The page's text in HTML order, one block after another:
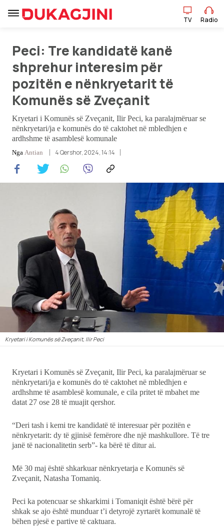
TV
Lajme
Sport
Pikëpamje
Art Jete
Showbiz
Ekonomi
Teknologji
Udhëtime
DuVideo
TV Radio
Peci: Tre kandidatë kanë
shprehur interesim për
pozitën e nënkryetarit të
Komunës së Zveçanit
Kryetari i Komunës së Zveçanit, Ilir Peci, ka paralajmëruar se
nënkryetari/ja e komunës do të caktohet në mbledhjen e
ardhshme të asamblesë komunale
Nga Antian 4 Qershor, 2024, 14:14
Kryetari i Komunës së Zveçanit, Ilir Peci
Kryetari i Komunës së Zveçanit, Ilir Peci, ka paralajmëruar se
nënkryetari/ja e komunës do të caktohet në mbledhjen e
ardhshme të asamblesë komunale, e cila pritet të mbahet me
datat 27 ose 28 të muajit qershor.
“Deri tash i kemi tre kandidatë të interesuar për pozitën e
nënkryetarit: dy të gjinisë femërore dhe një mashkullore. Të tre
janë të nacionalitetin serb”- ka bërë të ditur ai.
Më 30 maj është shkarkuar nënkryetarja e Komunës së
Zveçanit, Natasha Tomaniq.
Peci ka potencuar se shkarkimi i Tomaniqit është bërë për
shkak se ajo është munduar t’i detyrojë zyrtarët komunalë të
bëhen pjesë e partive të caktuara.